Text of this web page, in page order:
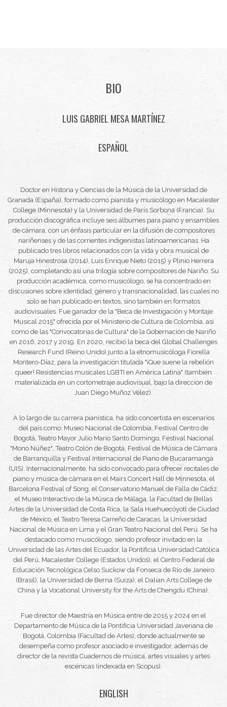
BIO
LUIS GABRIEL MESA MARTÍNEZ
ESPAÑOL
Doctor en Historia y Ciencias de la Música de la Universidad de
Granada (España), formado como pianista y musicólogo en Macalester
College (Minnesota) y la Universidad de París Sorbona (Francia). Su
producción discográfica incluye seis álbumes para piano y ensambles
de cámara, con un énfasis particular en la difusión de compositores
nariñenses y de las corrientes indigenistas latinoamericanas. Ha
publicado tres libros relacionados con la vida y obra musical de
Maruja Hinestrosa (2014), Luis Enrique Nieto (2015) y Plinio Herrera
(2025), completando así una trilogía sobre compositores de Nariño. Su
producción académica, como musicólogo, se ha concentrado en
discusiones sobre identidad, género y transnacionalidad, las cuales no
solo se han publicado en textos, sino también en formatos
audiovisuales. Fue ganador de la "Beca de Investigación y Montaje
Musical 2015" ofrecida por el Ministerio de Cultura de Colombia, así
como de las "Convocatorias de Cultura" de la Gobernación de Nariño
en 2016, 2017 y 2019. En 2020, recibió la beca del Global Challenges
Research Fund (Reino Unido) junto a la etnomusicóloga Fiorella
Montero-Díaz, para la investigación titulada "¡Que suene la rebelión
queer! Resistencias musicales LGBTI en América Latina" (también
materializada en un cortometraje audiovisual, bajo la dirección de
Juan Diego Muñoz Vélez).
A lo largo de su carrera pianística, ha sido concertista en escenarios
del país como: Museo Nacional de Colombia, Festival Centro de
Bogotá, Teatro Mayor Julio Mario Santo Domingo, Festival Nacional
"Mono Núñez", Teatro Colón de Bogotá, Festival de Música de Cámara
de Barranquilla y Festival Internacional de Piano de Bucaramanga
(UIS). Internacionalmente, ha sido convocado para ofrecer recitales de
piano y música de cámara en el Mairs Concert Hall de Minnesota, el
Barcelona Festival of Song, el Conservatorio Manuel de Falla de Cádiz,
el Museo Interactivo de la Música de Málaga, la Facultad de Bellas
Artes de la Universidad de Costa Rica, la Sala Huehuecóyotl de Ciudad
de México, el Teatro Teresa Carreño de Caracas, la Universidad
Nacional de Música en Lima y el Gran Teatro Nacional del Perú. Se ha
destacado como musicólogo, siendo profesor invitado en la
Universidad de las Artes del Ecuador, la Pontificia Universidad Católica
del Perú, Macalester College (Estados Unidos), el Centro Federal de
Educación Tecnológica Celso Suckow da Fonseca de Río de Janeiro
(Brasil), la Universidad de Berna (Suiza), el Dalian Arts College de
China y la Vocational University for the Arts de Chengdu (China).
Fue director de Maestría en Música entre de 2015 y 2024 en el
Departamento de Música de la Pontificia Universidad Javeriana de
Bogotá, Colombia (Facultad de Artes), donde actualmente se
desempeña como profesor asociado e investigador, además de
director de la revista Cuadernos de música, artes visuales y artes
escénicas (indexada en Scopus).
ENGLISH